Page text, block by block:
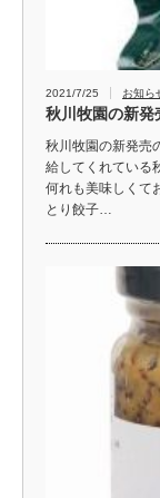
2021/7/25 お知ら
秋川牧園の新発
秋川牧園の新発売
給してくれている
何れも美味しくて
とり餃子…